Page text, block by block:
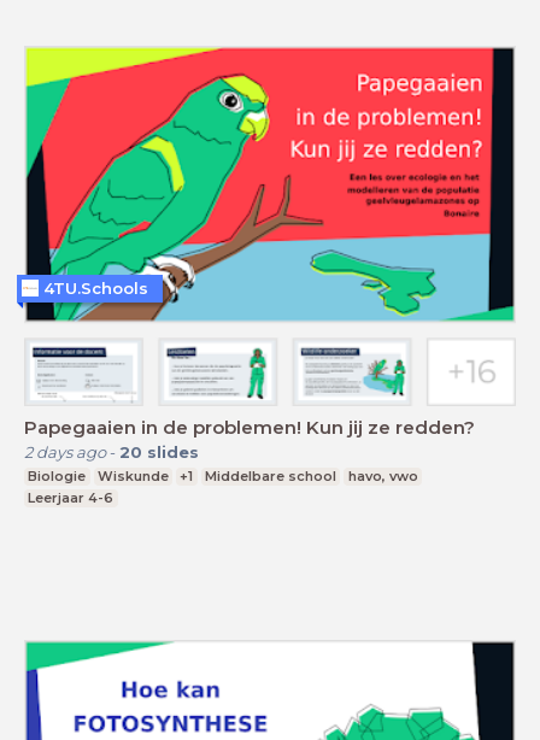
Papegaaien in de problemen! Kun jij ze redden?
2 days ago- 20 slides
Biologie Wiskunde +1 Middelbare school
havo, vwo
Leerjaar 4-6
4TU.Schools